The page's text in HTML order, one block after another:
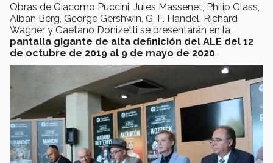
Obras de Giacomo Puccini, Jules Massenet, Philip Glass,
Alban Berg, George Gershwin, G. F. Handel, Richard
Wagner y Gaetano Donizetti se presentarán en la
pantalla gigante de alta definición del ALE del 12
de octubre de 2019 al 9 de mayo de 2020.